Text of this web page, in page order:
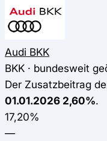
Audi BKK
BKK · bundesweit
Der Zusatzbeitrag
01.01.2026 2,60%.
17,20%
—